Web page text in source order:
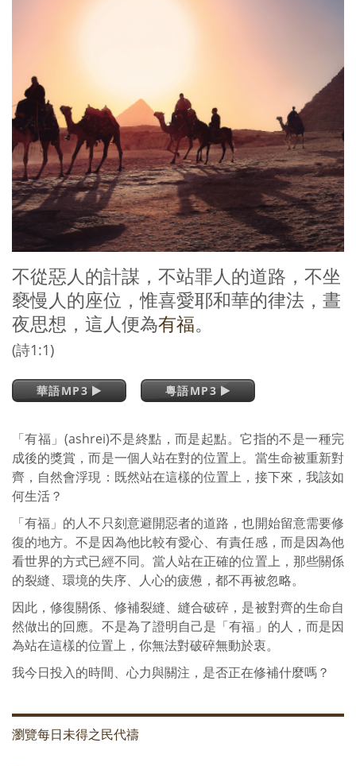
不從惡人的計謀，不站罪人的道路，不坐
褻慢人的座位，惟喜愛耶和華的律法，晝
夜思想，這人便為有福。
(詩1:1)
華語MP3 粵語MP3
「有福」(ashrei)不是終點，而是起點。它指的不是一種完
成後的獎賞，而是一個人站在對的位置上。當生命被重新對
齊，自然會浮現：既然站在這樣的位置上，接下來，我該如
何生活？
「有福」的人不只刻意避開惡者的道路，也開始留意需要修
復的地方。不是因為他比較有愛心、有責任感，而是因為他
看世界的方式已經不同。當人站在正確的位置上，那些關係
的裂縫、環境的失序、人心的疲憊，都不再被忽略。
因此，修復關係、修補裂縫、縫合破碎，是被對齊的生命自
然做出的回應。不是為了證明自己是「有福」的人，而是因
為站在這樣的位置上，你無法對破碎無動於衷。
我今日投入的時間、心力與關注，是否正在修補什麼嗎？
瀏覽每日未得之民代禱